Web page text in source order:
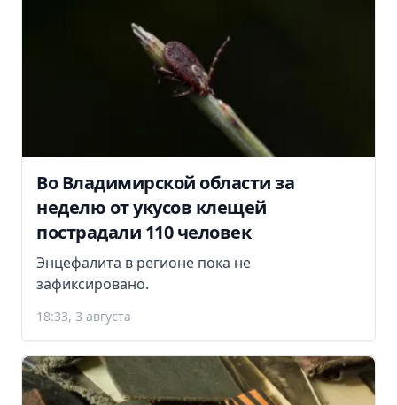
Во Владимирской области за
неделю от укусов клещей
пострадали 110 человек
Энцефалита в регионе пока не
зафиксировано.
18:33, 3 августа